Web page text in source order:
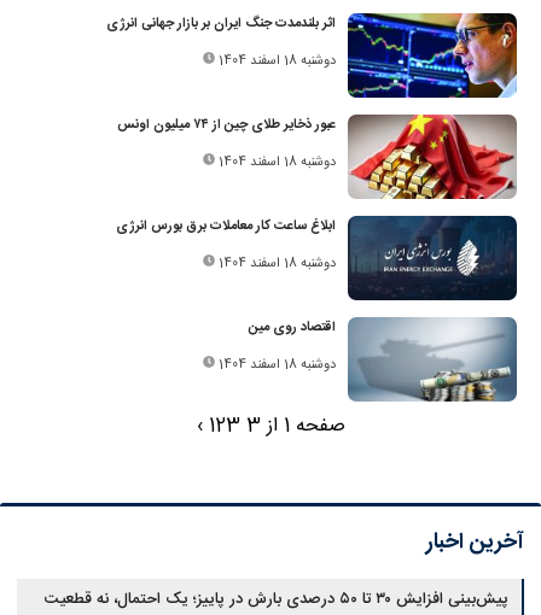
اثر بلندمدت جنگ ایران بر بازار جهانی انرژی
دوشنبه 18 اسفند 1404
عبور ذخایر طلای چین از ۷۴ میلیون اونس
دوشنبه 18 اسفند 1404
ابلاغ ساعت کار معاملات برق بورس انرژی
دوشنبه 18 اسفند 1404
اقتصاد روی مین
دوشنبه 18 اسفند 1404
صفحه 1 از 3 123
›
آخرین اخبار
پیش‌بینی افزایش ۳۰ تا ۵۰ درصدی بارش در پاییز؛ یک احتمال، نه قطعیت